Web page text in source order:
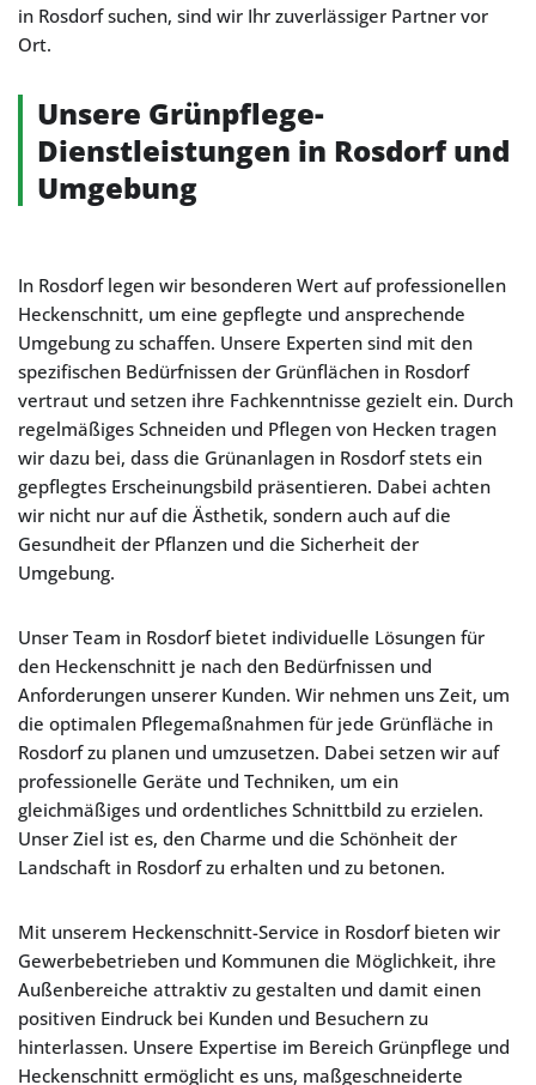
in Rosdorf suchen, sind wir Ihr zuverlässiger Partner vor
Ort.
Unsere Grünpflege-
Dienstleistungen in Rosdorf und
Umgebung
In Rosdorf legen wir besonderen Wert auf professionellen
Heckenschnitt, um eine gepflegte und ansprechende
Umgebung zu schaffen. Unsere Experten sind mit den
spezifischen Bedürfnissen der Grünflächen in Rosdorf
vertraut und setzen ihre Fachkenntnisse gezielt ein. Durch
regelmäßiges Schneiden und Pflegen von Hecken tragen
wir dazu bei, dass die Grünanlagen in Rosdorf stets ein
gepflegtes Erscheinungsbild präsentieren. Dabei achten
wir nicht nur auf die Ästhetik, sondern auch auf die
Gesundheit der Pflanzen und die Sicherheit der
Umgebung.
Unser Team in Rosdorf bietet individuelle Lösungen für
den Heckenschnitt je nach den Bedürfnissen und
Anforderungen unserer Kunden. Wir nehmen uns Zeit, um
die optimalen Pflegemaßnahmen für jede Grünfläche in
Rosdorf zu planen und umzusetzen. Dabei setzen wir auf
professionelle Geräte und Techniken, um ein
gleichmäßiges und ordentliches Schnittbild zu erzielen.
Unser Ziel ist es, den Charme und die Schönheit der
Landschaft in Rosdorf zu erhalten und zu betonen.
Mit unserem Heckenschnitt-Service in Rosdorf bieten wir
Gewerbebetrieben und Kommunen die Möglichkeit, ihre
Außenbereiche attraktiv zu gestalten und damit einen
positiven Eindruck bei Kunden und Besuchern zu
hinterlassen. Unsere Expertise im Bereich Grünpflege und
Heckenschnitt ermöglicht es uns, maßgeschneiderte